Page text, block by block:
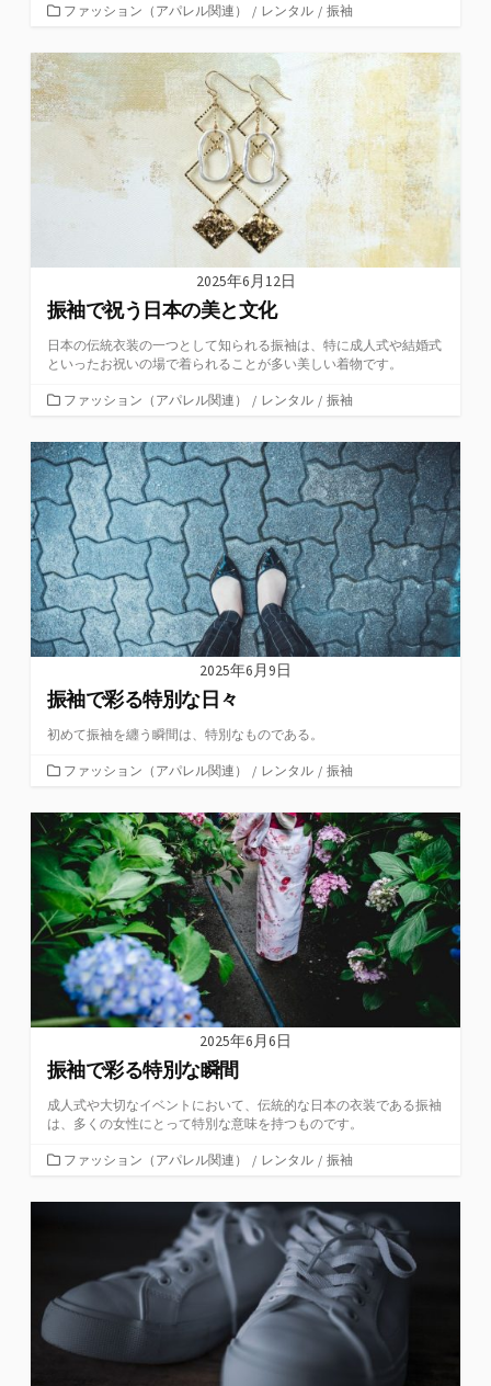
カ
ゴ
リ
ー
ファッション（アパレル関連） / レンタル / 振袖
2025年6月12日
振袖で祝う日本の美と文化
日本の伝統衣装の一つとして知られる振袖は、特に成人式や結婚式
といったお祝いの場で着られることが多い美しい着物です。
カ
ゴ
リ
ー
ファッション（アパレル関連） / レンタル / 振袖
2025年6月9日
振袖で彩る特別な日々
初めて振袖を纏う瞬間は、特別なものである。
カ
ゴ
リ
ー
ファッション（アパレル関連） / レンタル / 振袖
2025年6月6日
振袖で彩る特別な瞬間
成人式や大切なイベントにおいて、伝統的な日本の衣装である振袖
は、多くの女性にとって特別な意味を持つものです。
カ
ゴ
ファッション（アパレル関連） / レンタル / 振袖